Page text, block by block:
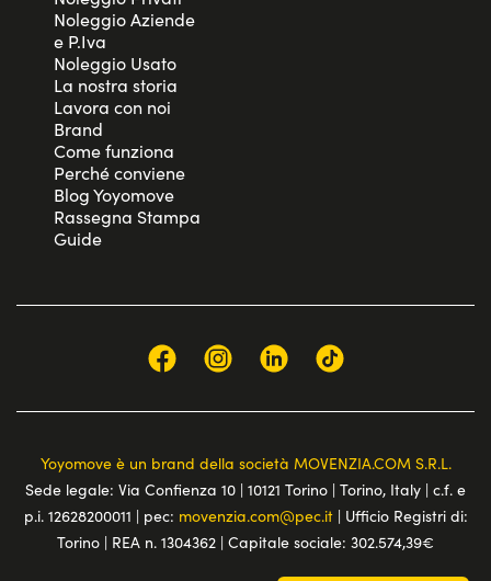
Noleggio Aziende
e P.Iva
Noleggio Usato
La nostra storia
Lavora con noi
Brand
Come funziona
Perché conviene
Blog Yoyomove
Rassegna Stampa
Guide
Yoyomove è un brand della società MOVENZIA.COM S.R.L.
Sede legale: Via Confienza 10 | 10121 Torino | Torino, Italy | c.f. e
p.i. 12628200011 | pec: movenzia.com@pec.it| Ufficio Registri di:
Torino | REA n. 1304362 | Capitale sociale: 302.574,39€